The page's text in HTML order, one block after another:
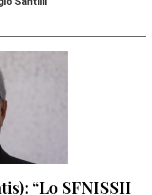
“Lo SFNISSII